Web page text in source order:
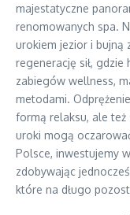
majestatyczne
renomowanych spa.
urokiem jezior i bujną
regenerację sił,
zabiegów wellness,
metodami.
formą relaksu, ale też
uroki mogą
Polsce, inwestujemy
zdobywając
które na długo